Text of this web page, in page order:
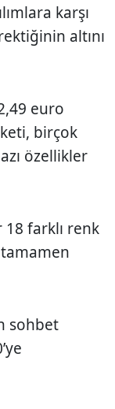
karşı
altını
euro
birçok
özellikler
18 farklı renk
sohbet